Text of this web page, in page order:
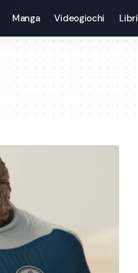
Manga Videogiochi Libri